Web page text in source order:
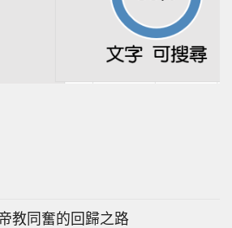
教同奮的回歸之路